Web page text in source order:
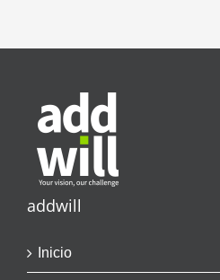
addwill
Inicio